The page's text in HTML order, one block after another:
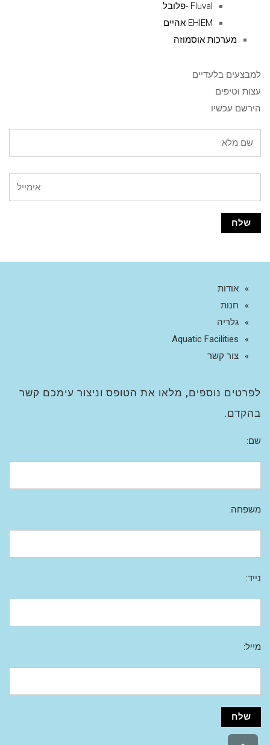
Fluval -פלובל
EHIEM אהיים
מערכות אוסמוזה
למבצעים בלעדיים
עצות וטיפים
הירשם עכשיו:
אודות
חנות
גלריה
Aquatic Facilities
צור קשר
לפרטים נוספים, מלאו את הטופס וניצור עימכם קשר
בהקדם.
שם:
משפחה:
נייד:
מייל: